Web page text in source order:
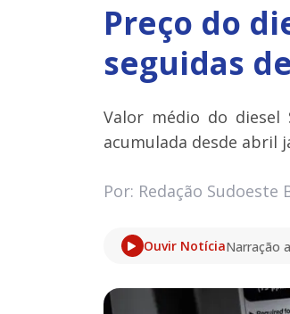
Preço do
seguidas
Valor médio do diesel
acumulada desde abril
Por: Redação Sudoeste
Ouvir NotíciaNarração